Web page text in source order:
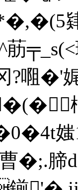
肄
╤_s(<
�'娓
棡
媸1
曹